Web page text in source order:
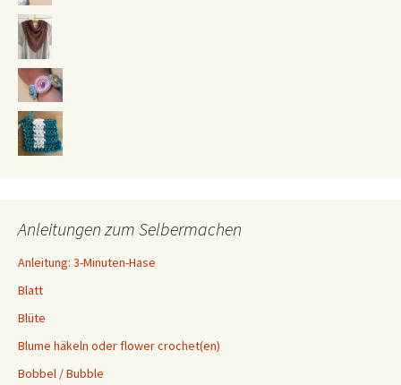
Anleitungen zum Selbermachen
Anleitung: 3-Minuten-Hase
Blatt
Blüte
Blume häkeln oder flower crochet(en)
Bobbel / Bubble